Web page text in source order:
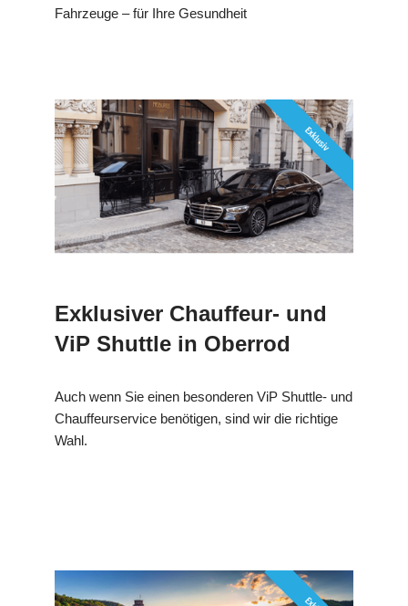
Fahrzeuge – für Ihre Gesundheit
Exklusiver Chauffeur- und
ViP Shuttle in Oberrod
Auch wenn Sie einen besonderen ViP Shuttle- und
Chauffeurservice benötigen, sind wir die richtige
Wahl.